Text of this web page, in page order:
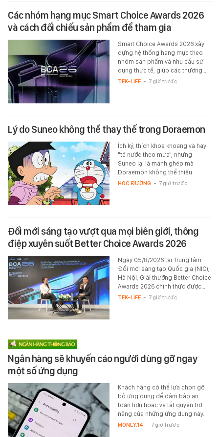
Các nhóm hạng mục Smart Choice Awards 2026
và cách đối chiếu sản phẩm để tham gia
Smart Choice Awards 2026 xây
dựng hệ thống hạng mục theo
nhóm sản phẩm và nhu cầu sử
dụng thực tế, giúp các thương…
TEK-LIFE - 7 giờ trước
Lý do Suneo không thể thay thế trong Doraemon
Ích kỷ, thích khoe khoang và hay
"té nước theo mưa", nhưng
Suneo lại là mảnh ghép mà
Doraemon không thể thiếu.
HỌC ĐƯỜNG - 7 giờ trước
Đổi mới sáng tạo vượt qua mọi biên giới, thông
điệp xuyên suốt Better Choice Awards 2026
Ngày 05/8/2026 tại Trung tâm
Đổi mới sáng tạo Quốc gia (NIC),
Hà Nội, Giải thưởng Better Choice
Awards 2026 chính thức được…
TEK-LIFE - 7 giờ trước
Ngân hàng sẽ khuyến cáo người dùng gỡ ngay
một số ứng dụng
Khách hàng có thể lựa chọn gỡ
bỏ ứng dụng để đảm bảo an
toàn hơn hoặc và tắt quyền trợ
năng của những ứng dụng này.
MONEY.14 - 7 giờ trước